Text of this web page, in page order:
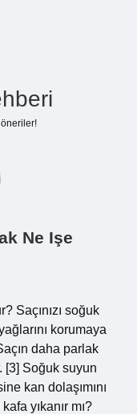
öneriler!
Ne Işe
Saçınızı soğuk
korumaya
daha parlak
[3] Soğuk suyun
kan dolaşımını
yıkanır mı?